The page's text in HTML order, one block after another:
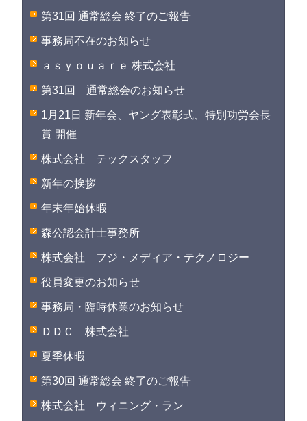
第31回 通常総会 終了のご報告
事務局不在のお知らせ
ａｓｙｏｕａｒｅ 株式会社
第31回 通常総会のお知らせ
1月21日 新年会、ヤング表彰式、特別功労会長
賞 開催
株式会社 テックスタッフ
新年の挨拶
年末年始休暇
森公認会計士事務所
株式会社 フジ・メディア・テクノロジー
役員変更のお知らせ
事務局・臨時休業のお知らせ
ＤＤＣ 株式会社
夏季休暇
第30回 通常総会 終了のご報告
株式会社 ウィニング・ラン